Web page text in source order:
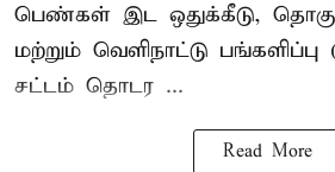
பெண்கள் இட ஒதுக்கீடு,
மற்றும் வெளிநாட்டு பங்களிப்பு
சட்டம் தொடர ...
Read More